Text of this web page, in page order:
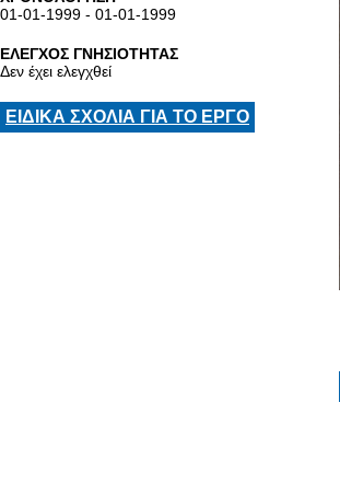
01-01-1999 - 01-01-1999
ΕΛΕΓΧΟΣ ΓΝΗΣΙΟΤΗΤΑΣ
Δεν έχει ελεγχθεί
ΕΙΔΙΚΑ ΣΧΟΛΙΑ ΓΙΑ ΤΟ ΕΡΓΟ